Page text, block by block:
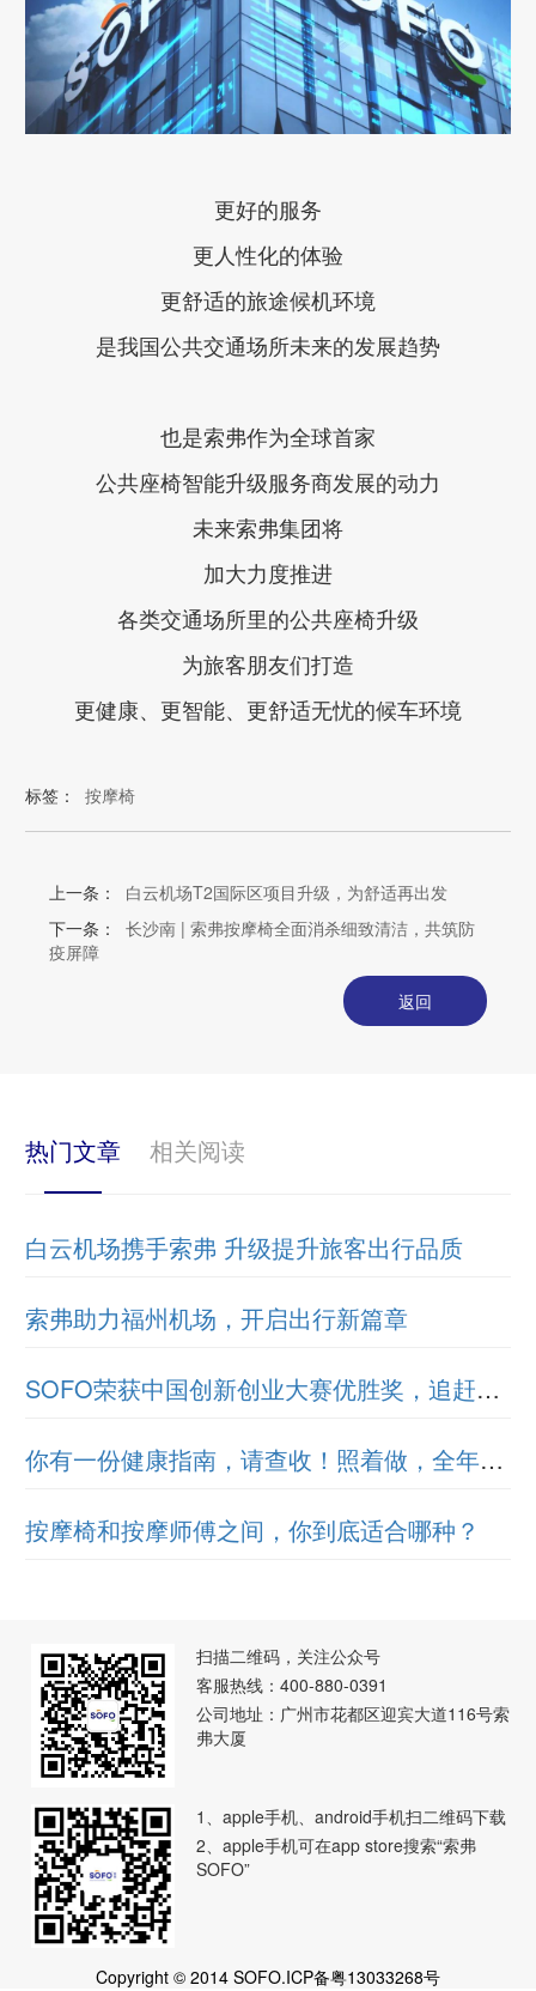
更好的服务
更人性化的体验
更舒适的旅途候机环境
是我国公共交通场所未来的发展趋势
也是索弗作为全球首家
公共座椅智能升级服务商发展的动力
未来索弗集团将
加大力度推进
各类交通场所里的公共座椅升级
为旅客朋友们打造
更健康、更智能、更舒适无忧的候车环境
标签： 按摩椅
上一条：
白云机场T2国际区项目升级，为舒适再出发
下一条：
长沙南 | 索弗按摩椅全面消杀细致清洁，共筑防
疫屏障
返回
热门文章 相关阅读
白云机场携手索弗 升级提升旅客出行品质
索弗助力福州机场，开启出行新篇章
SOFO荣获中国创新创业大赛优胜奖，追赶创新之路
你有一份健康指南，请查收！照着做，全年少病痛
按摩椅和按摩师傅之间，你到底适合哪种？
扫描二维码，关注公众号
客服热线：400-880-0391
公司地址：广州市花都区迎宾大道116号索
弗大厦
1、apple手机、android手机扫二维码下载
2、apple手机可在app store搜索“索弗
SOFO”
Copyright © 2014 SOFO.ICP备粤13033268号